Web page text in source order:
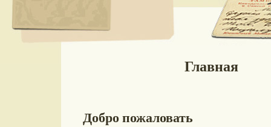
Главная
Добро пожаловать